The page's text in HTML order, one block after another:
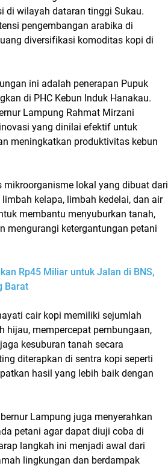
di wilayah dataran tinggi Sukau.
pengembangan arabika di
diversifikasi komoditas kopi di
ini adalah penerapan Pupuk
di PHC Kebun Induk Hanakau.
Lampung Rahmat Mirzani
yang dinilai efektif untuk
meningkatkan produktivitas kebun
mikroorganisme lokal yang dibuat dari
kelapa, limbah kedelai, dan air
membantu menyuburkan tanah,
mengurangi ketergantungan petani
Rp45 Miliar untuk Jalan di BNS,
Barat
cair kopi memiliki sejumlah
hijau, mempercepat pembungaan,
kesuburan tanah secara
diterapkan di sentra kopi seperti
hasil yang lebih baik dengan
Lampung juga menyerahkan
petani agar dapat diuji coba di
langkah ini menjadi awal dari
lingkungan dan berdampak